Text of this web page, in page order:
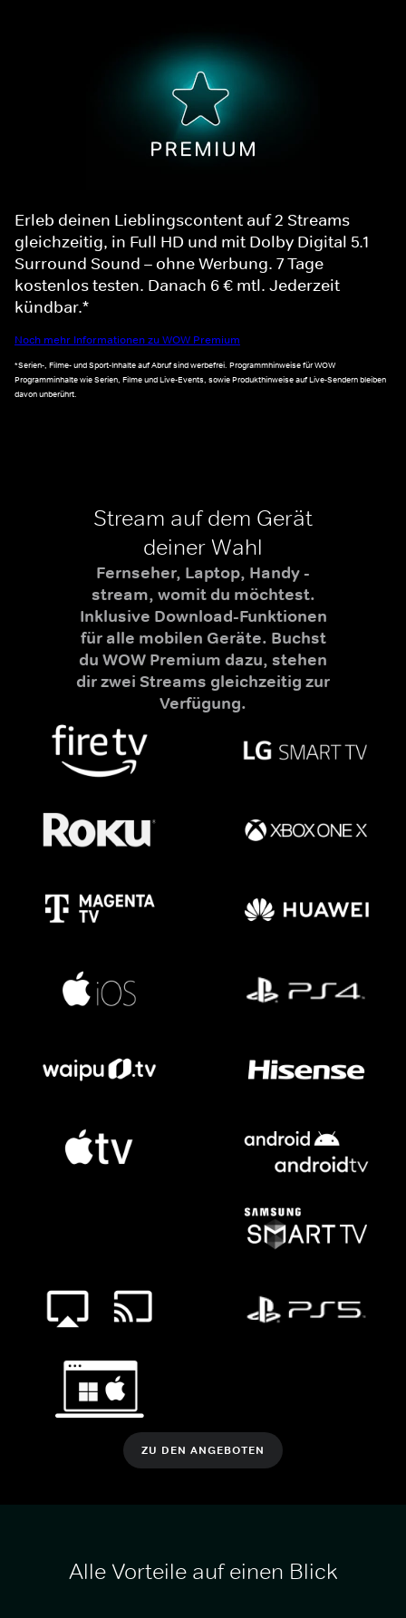
Erleb deinen Lieblingscontent auf 2 Streams
gleichzeitig, in Full HD und mit Dolby Digital 5.1
Surround Sound – ohne Werbung. 7 Tage
kostenlos testen. Danach 6 € mtl. Jederzeit
kündbar.*
Noch mehr Informationen zu WOW Premium
*Serien-, Filme- und Sport-Inhalte auf Abruf sind werbefrei. Programmhinweise für WOW
Programminhalte wie Serien, Filme und Live-Events, sowie Produkthinweise auf Live-Sendern bleiben
davon unberührt.
Stream auf dem Gerät
deiner Wahl
Fernseher, Laptop, Handy -
stream, womit du möchtest.
Inklusive Download-Funktionen
für alle mobilen Geräte. Buchst
du WOW Premium dazu, stehen
dir zwei Streams gleichzeitig zur
Verfügung.
ZU DEN ANGEBOTEN
Alle Vorteile auf einen Blick